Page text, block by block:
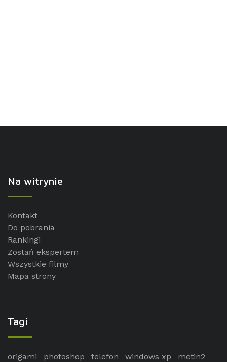
Na witrynie
Kontakt
Do pobrania
Rankingi
Zostań ekspertem
Wszystkie filmy
Mapa strony
Tagi
origami photoshop telefon windows xp
metin2